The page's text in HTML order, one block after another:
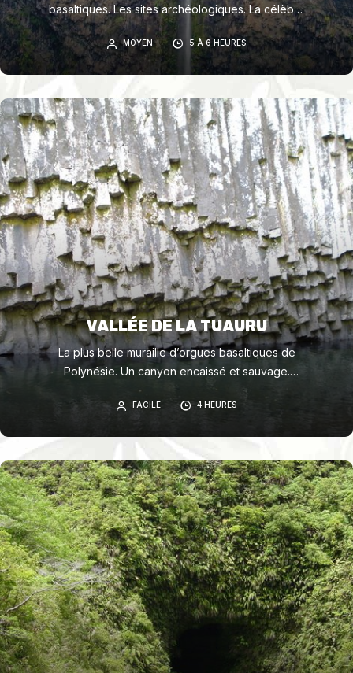
basaltiques. Les sites archéologiques. La célèbre
cascade de LOTI (hauteur 135 mètres)
MOYEN 5 À 6 HEURES
VALLÉE DE LA TUAURU
La plus belle muraille d’orgues basaltiques de
Polynésie. Un canyon encaissé et sauvage.
Nombreuses vasques pour la baignade.
FACILE 4 HEURES